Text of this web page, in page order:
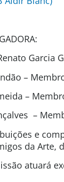
Garcia
–
–
–
e
da
atuará